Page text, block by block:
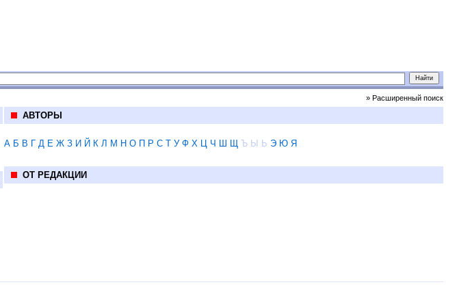
» Расширенный поиск
АВТОРЫ
А Б В Г Д Е Ж З И Й К Л М Н О П Р С Т У Ф Х Ц Ч Ш Щ Ъ Ы Ь Э Ю Я
ОТ РЕДАКЦИИ